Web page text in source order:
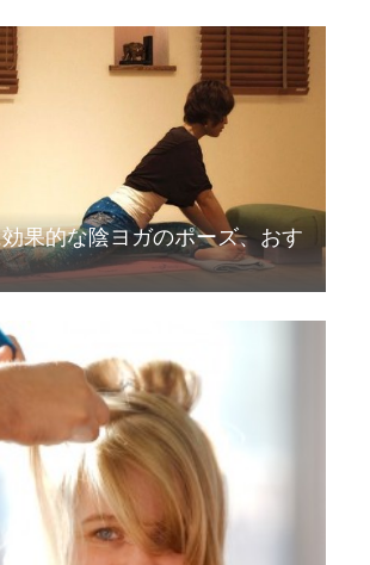
果的な陰ヨガのポーズ、おす